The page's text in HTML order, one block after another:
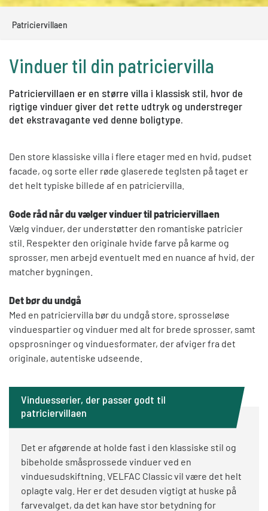
Patriciervillaen
Vinduer til din patriciervilla
Patriciervillaen er en større villa i klassisk stil, hvor de
rigtige vinduer giver det rette udtryk og understreger
det ekstravagante ved denne boligtype.
Den store klassiske villa i flere etager med en hvid, pudset
facade, og sorte eller røde glaserede teglsten på taget er
det helt typiske billede af en patriciervilla.
Gode råd når du vælger vinduer til patriciervillaen
Vælg vinduer, der understøtter den romantiske patricier
stil. Respekter den originale hvide farve på karme og
sprosser, men arbejd eventuelt med en nuance af hvid, der
matcher bygningen.
Det bør du undgå
Med en patriciervilla bør du undgå store, sprosseløse
vinduespartier og vinduer med alt for brede sprosser, samt
opsprosninger og vinduesformater, der afviger fra det
originale, autentiske udseende.
Vinduesserier, der passer godt til
patriciervillaen
Det er afgørende at holde fast i den klassiske stil og
bibeholde småsprossede vinduer ved en
vinduesudskiftning. VELFAC Classic vil være det helt
oplagte valg. Her er det desuden vigtigt at huske på
farvevalget, da det kan have stor betydning for